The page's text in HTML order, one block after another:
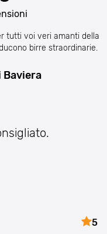
tutti voi veri amanti della
birre straordinarie.
Baviera
5